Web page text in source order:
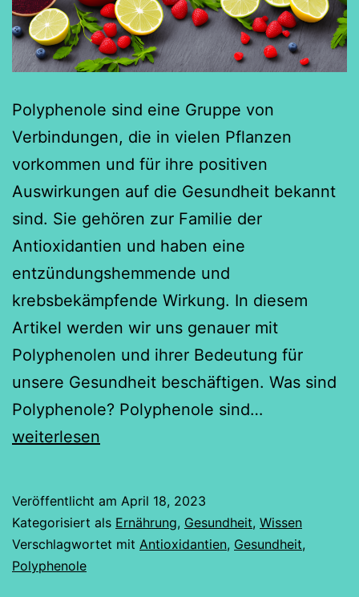
Polyphenole sind eine Gruppe von
Verbindungen, die in vielen Pflanzen
vorkommen und für ihre positiven
Auswirkungen auf die Gesundheit bekannt
sind. Sie gehören zur Familie der
Antioxidantien und haben eine
entzündungshemmende und
krebsbekämpfende Wirkung. In diesem
Artikel werden wir uns genauer mit
Polyphenolen und ihrer Bedeutung für
unsere Gesundheit beschäftigen. Was sind
Polyphenole? Polyphenole sind…
für
unsere
weiterlesen
Veröffentlicht am April 18, 2023
Kategorisiert als Ernährung, Gesundheit, Wissen
Verschlagwortet mit Antioxidantien, Gesundheit,
Polyphenole